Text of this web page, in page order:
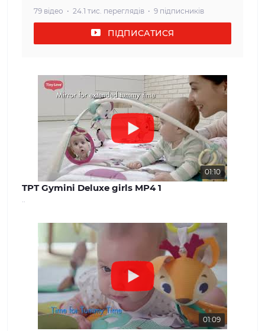
забезпечити наших клієнтів
дитячих товарів. Кожен товар, який
ми пропонуємо, проходить сувору
магазині ви знайдете широкий вибір
дитячих товарів, які задовольнять
потреби дітей різного віку. Від
комфортних та затишних колясок і
автокрісел до взуття та одягу для
дітей різного віку. Ми прагнемо
забезпечити нашим клієнтам
максимальний вибір і можливість
знайти все, що необхідно для
молодої сім'ї. Наші цінності: Ми
вважаємо, що довіра і задоволення
консультацію та вирішити будь-які
питання, що виникають. Наш сайт -
benext.com.ua
79 відео 24.1 тис. переглядів 9 підписників
ПІДПИСАТИСЯ
01:10
TPT Gymini Deluxe girls MP4 1
01:09